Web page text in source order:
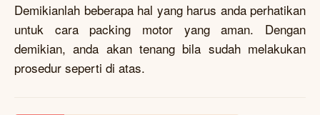
Demikianlah beberapa hal yang harus anda perhatikan
untuk cara packing motor yang aman. Dengan
demikian, anda akan tenang bila sudah melakukan
prosedur seperti di atas.